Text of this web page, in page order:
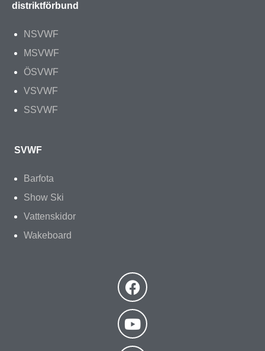
distriktförbund
NSVWF
MSVWF
ÖSVWF
VSVWF
SSVWF
SVWF
Barfota
Show Ski
Vattenskidor
Wakeboard